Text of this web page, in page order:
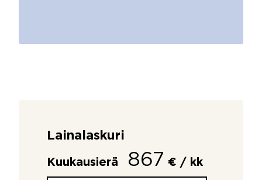
Lainalaskuri
Kuukausierä 867 € / kk